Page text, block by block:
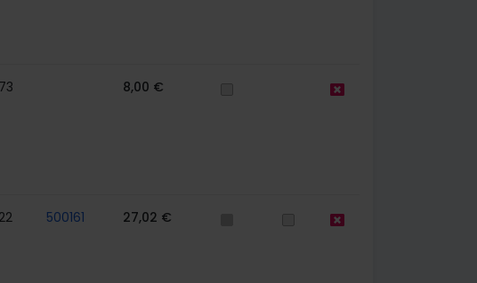
8,00 €
500161 27,02 €